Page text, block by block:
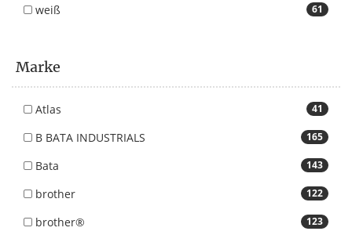
61
weiß
Marke
41
Atlas
165
B BATA INDUSTRIALS
143
Bata
122
brother
123
brother®